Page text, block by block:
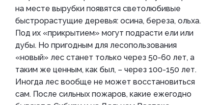
на месте вырубки появятся светолюбивые
быстрорастущие деревья: осина, береза, ольха.
Под их «прикрытием» могут подрасти ели или
дубы. Но пригодным для лесопользования
«новый» лес станет только через 50-60 лет, а
таким же ценным, как был, – через 100-150 лет.
Иногда лес вообще не может восстановиться
сам. После сильных пожаров, какие ежегодно